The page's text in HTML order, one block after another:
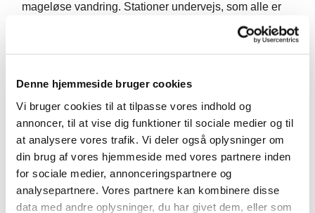
Denne hjemmeside bruger cookies
Vi bruger cookies til at tilpasse vores indhold og
annoncer, til at vise dig funktioner til sociale medier og til
at analysere vores trafik. Vi deler også oplysninger om
din brug af vores hjemmeside med vores partnere inden
for sociale medier, annonceringspartnere og
analysepartnere. Vores partnere kan kombinere disse
data med andre oplysninger, du har givet dem, eller som
mageløse vandring. Stationer undervejs, som alle er
nødvendige. Stationer, som vi besøger i slalom, i
zigzag, frem og tilbage. Hvordan vi bevæger os er der
ingen regel for, men smukt er det når vi lander i lyset.
Maria er en almindelig pige, det er ikke noget der er
forbeholdt en særlig type. Hun er derhjemme og får
besøg af Gabriel (betyderGuds kraft ) siden af Guds
Ånd.
Det sker altså midt i hverdagen. Midt i det almindelige
liv. Fordi Gud vil det. Når vi mindst venter det. Vi er
alle, som Maria, på samme tid udvalgte og helt i din